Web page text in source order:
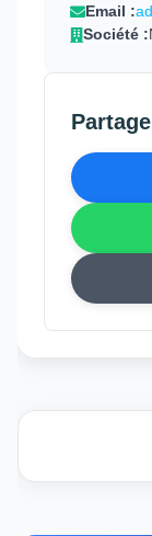
Email :
Société :